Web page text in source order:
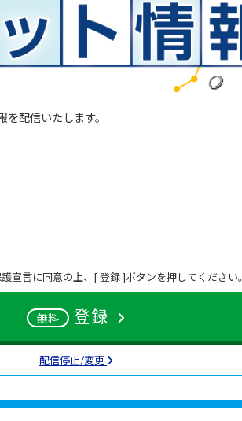
配信いたします。
宣言に同意の上、[ 登録 ]ボタンを押してください。
無料 登録
配信停止/変更